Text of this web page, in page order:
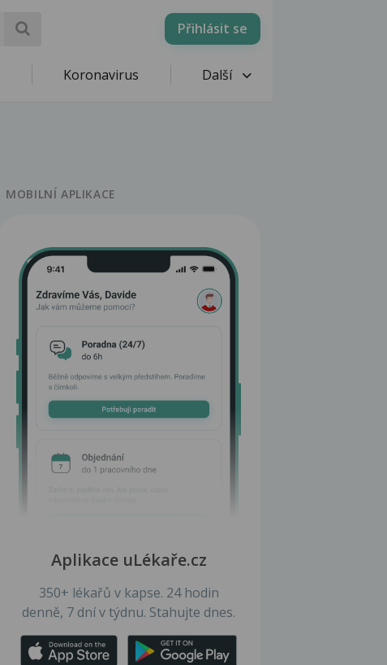
Přihlásit se
Koronavirus Další
MOBILNÍ APLIKACE
Aplikace uLékaře.cz
350+ lékařů v kapse. 24 hodin
denně, 7 dní v týdnu. Stahujte dnes.